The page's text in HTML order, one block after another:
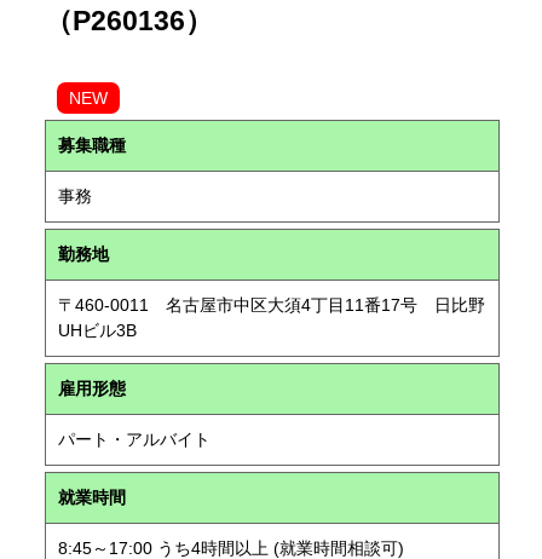
（P260136）
NEW
募集職種
事務
勤務地
〒460-0011 名古屋市中区大須4丁目11番17号 日比野
UHビル3B
雇用形態
パート・アルバイト
就業時間
8:45～17:00 うち4時間以上 (就業時間相談可)